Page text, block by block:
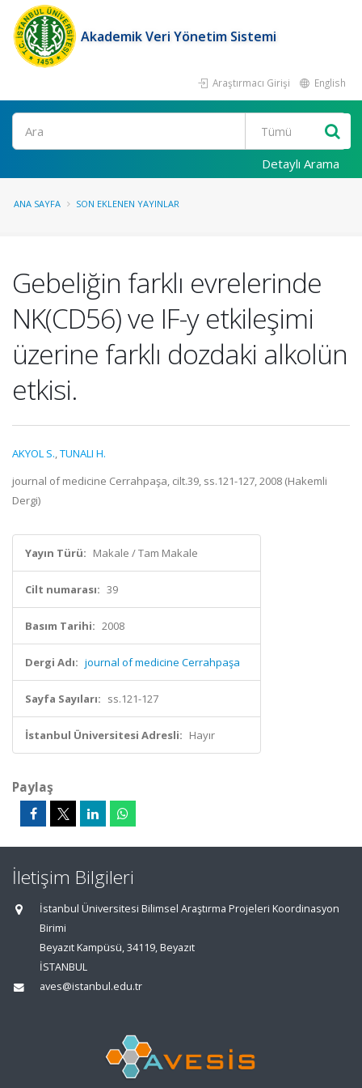
Akademik Veri Yönetim Sistemi
Araştırmacı Girişi English
Ara
Detaylı Arama
ANA SAYFA SON EKLENEN YAYINLAR
Gebeliğin farklı evrelerinde
NK(CD56) ve IF-y etkileşimi
üzerine farklı dozdaki alkolün
etkisi.
AKYOL S.,TUNALI H.
journal of medicine Cerrahpaşa, cilt.39, ss.121-127, 2008 (Hakemli
Dergi)
Yayın Türü: Makale / Tam Makale
Cilt numarası: 39
Basım Tarihi: 2008
Dergi Adı: journal of medicine Cerrahpaşa
Sayfa Sayıları: ss.121-127
İstanbul Üniversitesi Adresli: Hayır
Paylaş
İletişim Bilgileri
İstanbul Üniversitesi Bilimsel Araştırma Projeleri Koordinasyon
Birimi
Beyazıt Kampüsü, 34119, Beyazıt
İSTANBUL
aves@istanbul.edu.tr